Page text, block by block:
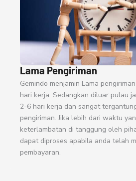
Lama Pengiriman
Gemindo menjamin Lama
hari kerja. Sedangkan diluar pulau
2-6 hari kerja dan sangat
pengiriman. Jika lebih dari waktu
keterlambatan di tanggung oleh
dapat diproses apabila anda telah
pembayaran.